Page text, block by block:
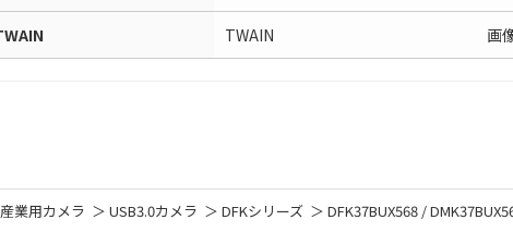
TWAIN 画
産業用カメラ USB3.0カメラ DFKシリーズ DFK37BUX568 /